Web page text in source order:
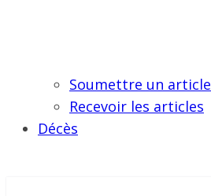
Soumettre un article
Recevoir les articles
Décès